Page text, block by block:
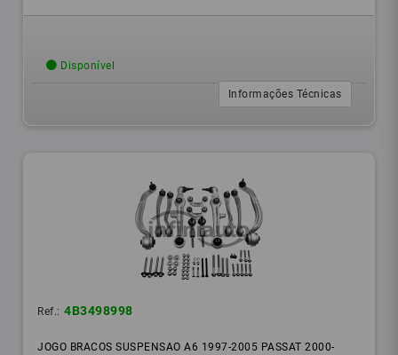
Disponível
Informações Técnicas
Ref.: 4B3498998
JOGO BRACOS SUSPENSAO A6 1997-2005 PASSAT 2000-